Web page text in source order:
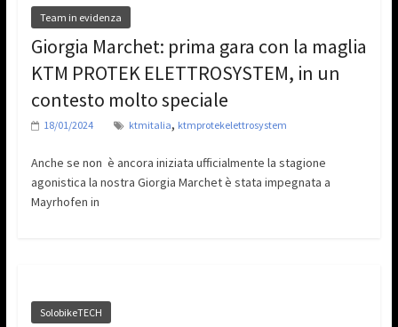
Team in evidenza
Giorgia Marchet: prima gara con la maglia
KTM PROTEK ELETTROSYSTEM, in un
contesto molto speciale
18/01/2024 ktmitalia, ktmprotekelettrosystem
Anche se non è ancora iniziata ufficialmente la stagione
agonistica la nostra Giorgia Marchet è stata impegnata a
Mayrhofen in
SolobikeTECH